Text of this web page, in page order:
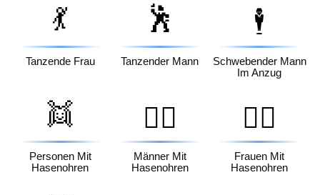
💃
Tanzende Frau
🕺
Tanzender Mann
🕴️
Schwebender Mann
Im Anzug
👯
Personen Mit
Hasenohren
👯‍♂️
Männer Mit
Hasenohren
👯‍♀️
Frauen Mit
Hasenohren